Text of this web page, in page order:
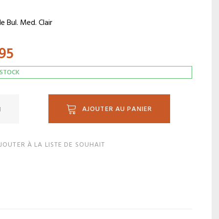
Bul. Med. Clair
AJOUTER AU PANIER
À LA LISTE DE SOUHAIT